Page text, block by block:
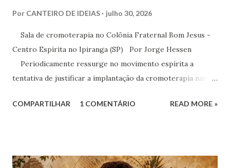
Por CANTEIRO DE IDEIAS julho 30, 2026
Sala de cromoterapia no Colônia Fraternal Bom Jesus -
Centro Espírita no Ipiranga (SP) Por Jorge Hessen
Periodicamente ressurge no movimento espírita a
tentativa de justificar a implantação da cromoterapia nas
Joanna de Ângelis, especialmente na obra Plenitude .
Joanna de Ângelis menciona a helioterapia e faz alusões à
COMPARTILHAR 1 COMENTÁRIO READ MORE »